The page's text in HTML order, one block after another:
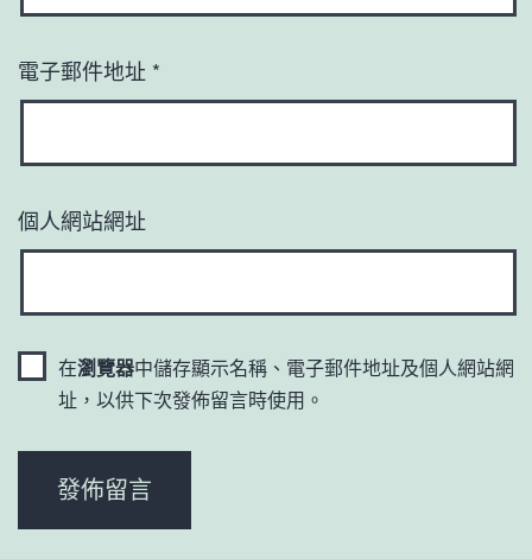
電子郵件地址 *
個人網站網址
在瀏覽器中儲存顯示名稱、電子郵件地址及個人網站網
址，以供下次發佈留言時使用。